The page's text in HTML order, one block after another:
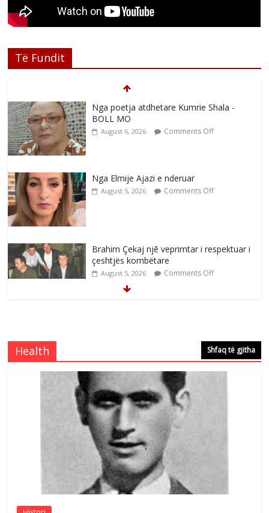
Të Fundit
Nga poetja atdhetare Kumrie Shala -
BOLL MO
August 6, 2026 Comments Off
Nga Elmije Ajazi e nderuar
August 5, 2026 Comments Off
Brahim Çekaj njē veprimtar i respektuar i
çeshtjës kombëtare
August 5, 2026 Comments Off
e invalidëve në Fushë Kosovë
Comments Off
Çlirimtari Agron Gërvalla me takime pune
në atdhe të shoqerisë Levizja
August 3, 2026 Comments Off
Postim me vlera nga artistja e mirëfilltë
Mimoza Gjoni
August 6, 2026 Comments Off
Health Shfaq të gjitha